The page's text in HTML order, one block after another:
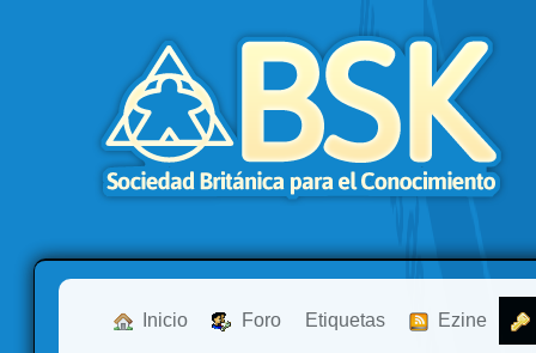
Inicio Foro Etiquetas Ezine